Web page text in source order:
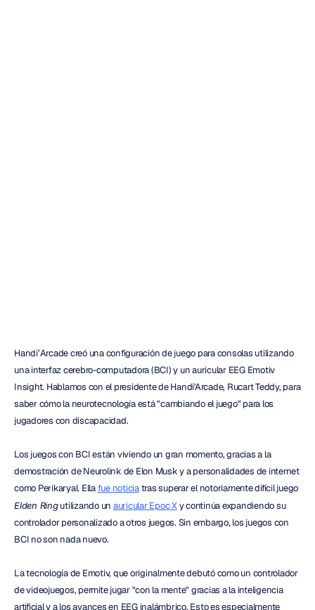
Handi’Arcade creó una configuración de juego para consolas utilizando
una interfaz cerebro-computadora (BCI) y un auricular EEG Emotiv
Insight. Hablamos con el presidente de Handi'Arcade, Rucart Teddy, para
saber cómo la neurotecnología está "cambiando el juego" para los
jugadores con discapacidad.
Los juegos con BCI están viviendo un gran momento, gracias a la
demostración de Neurolink de Elon Musk y a personalidades de internet
como Perikaryal. Ella fue noticia
Elden Ring utilizando un auricular Epoc X y continúa expandiendo su
controlador personalizado a otros juegos. Sin embargo, los juegos con
BCI no son nada nuevo.
La tecnología de Emotiv, que originalmente debutó como un controlador
de videojuegos, permite jugar "con la mente" gracias a la inteligencia
artificial y a los avances en EEG inalámbrico. Esto es especialmente